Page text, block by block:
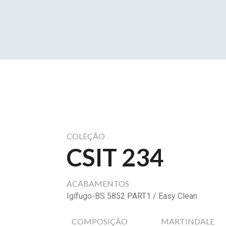
COLEÇÃO
CSIT 234
ACABAMENTOS
Igífugo-BS 5852 PART1 / Easy Clean
COMPOSIÇÃO MARTINDALE